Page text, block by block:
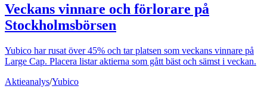
Veckans vinnare och förlorare på
Stockholmsbörsen
Yubico har rusat över 45% och tar platsen som veckans vinnare på
Large Cap. Placera listar aktierna som gått bäst och sämst i veckan.
Aktieanalys/Yubico